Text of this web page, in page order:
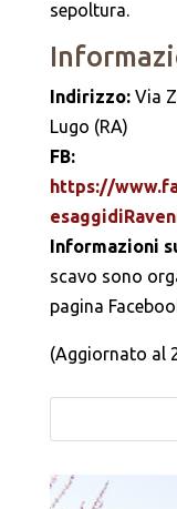
sepoltura.
Indirizzo: Via
Lugo (RA)
FB:
https://
Informazioni
scavo sono
pagina
(Aggiornato al